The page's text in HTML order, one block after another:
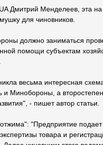
Дмитрий Менделеев, эта
для чиновников.
должно заниматься
помощи субъектам
весьма интересная
и Минобороны, а
- пишет автор статьи.
"Предприятие подает
товара и